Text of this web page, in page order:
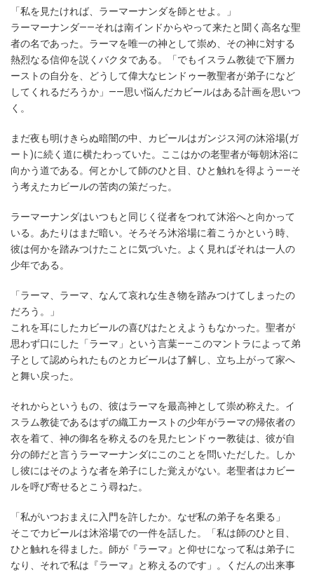
「私を見たければ、ラーマーナンダを師とせよ。」
ラーマーナンダ――それは南インドからやって来たと聞く高名な聖
者の名であった。ラーマを唯一の神として崇め、その神に対する
熱烈なる信仰を説くバクタである。「でもイスラム教徒で下層カ
ーストの自分を、どうして偉大なヒンドゥー教聖者が弟子になど
してくれるだろうか」――思い悩んだカビールはある計画を思いつ
く。
まだ夜も明けきらぬ暗闇の中、カビールはガンジス河の沐浴場(ガ
ート)に続く道に横たわっていた。ここはかの老聖者が毎朝沐浴に
向かう道である。何とかして師のひと目、ひと触れを得よう――そ
う考えたカビールの苦肉の策だった。
ラーマーナンダはいつもと同じく従者をつれて沐浴へと向かって
いる。あたりはまだ暗い。そろそろ沐浴場に着こうかという時、
彼は何かを踏みつけたことに気づいた。よく見ればそれは一人の
少年である。
「ラーマ、ラーマ、なんて哀れな生き物を踏みつけてしまったの
だろう。」
これを耳にしたカビールの喜びはたとえようもなかった。聖者が
思わず口にした「ラーマ」という言葉――このマントラによって弟
子として認められたものとカビールは了解し、立ち上がって家へ
と舞い戻った。
それからというもの、彼はラーマを最高神として崇め称えた。イ
スラム教徒であるはずの織工カーストの少年がラーマの帰依者の
衣を着て、神の御名を称えるのを見たヒンドゥー教徒は、彼が自
分の師だと言うラーマーナンダにこのことを問いただした。しか
し彼にはそのような者を弟子にした覚えがない。老聖者はカビー
ルを呼び寄せるとこう尋ねた。
「私がいつおまえに入門を許したか。なぜ私の弟子を名乗る」
そこでカビールは沐浴場での一件を話した。「私は師のひと目、
ひと触れを得ました。師が『ラーマ』と仰せになって私は弟子に
なり、それで私は『ラーマ』と称えるのです」。くだんの出来事